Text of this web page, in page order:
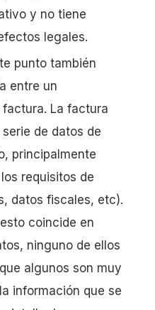
y no tiene
legales.
punto también
entre un
La factura
de datos de
principalmente
requisitos de
datos fiscales, etc).
coincide en
ninguno de ellos
algunos son muy
información que se